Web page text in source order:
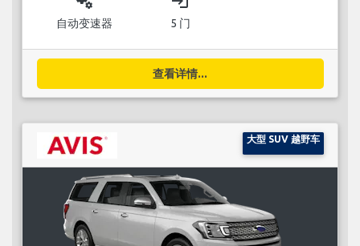
自动变速器 5 门
查看详情...
大型 SUV 越野车